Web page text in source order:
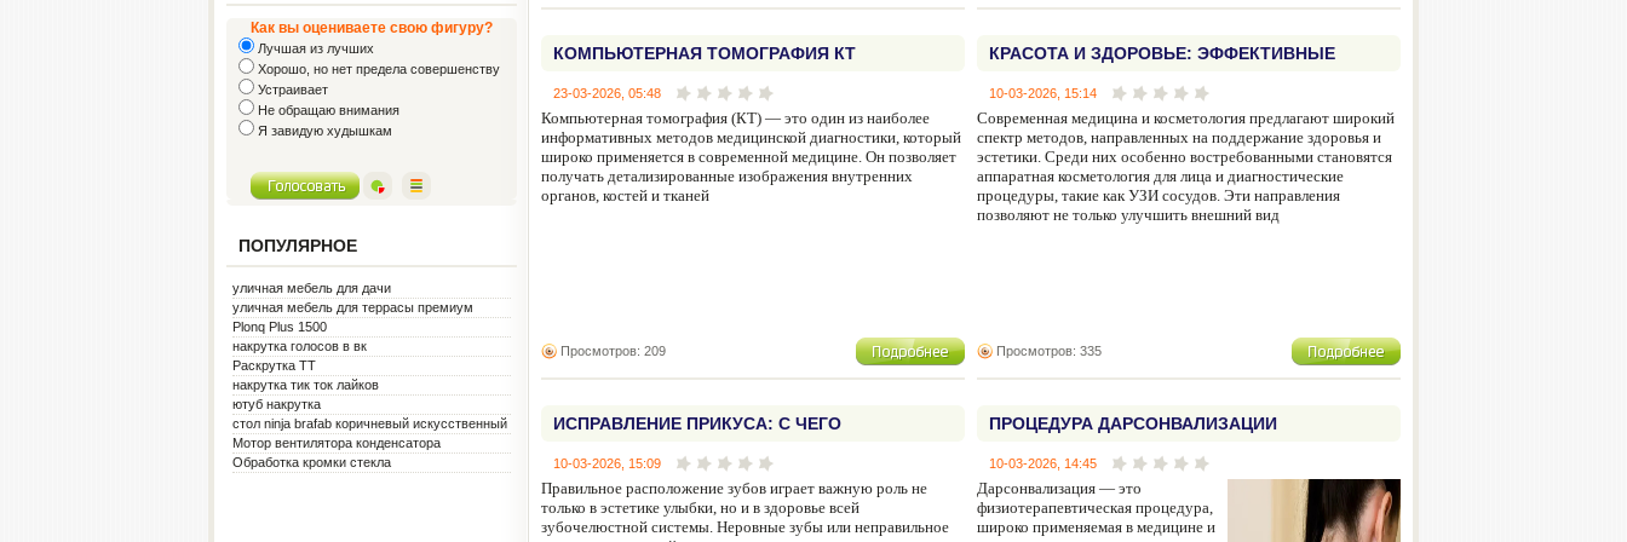
Как вы оцениваете свою фигуру?
Лучшая из лучших
Хорошо, но нет предела совершенству
Устраивает
Не обращаю внимания
Я завидую худышкам
ПОПУЛЯРНОЕ
уличная мебель для дачи
уличная мебель для террасы премиум
металл белая
Plonq Plus 1500
накрутка голосов в вк
Раскрутка ТТ
накрутка тик ток лайков
ютуб накрутка
стол ninja brafab коричневый искусственный
ротанг
Мотор вентилятора конденсатора
Обработка кромки стекла
КОМПЬЮТЕРНАЯ ТОМОГРАФИЯ КТ
23-03-2026, 05:48
Компьютерная томография (КТ) — это один из наиболее
информативных методов медицинской диагностики, который
широко применяется в современной медицине. Он позволяет
получать детализированные изображения внутренних
органов, костей и тканей
Просмотров: 209
КРАСОТА И ЗДОРОВЬЕ: ЭФФЕКТИВНЫЕ
ПРОЦЕДУРЫ И ДИАГНОСТИКА ЛИЦА И
СОСУДОВ
10-03-2026, 15:14
Современная медицина и косметология предлагают широкий
спектр методов, направленных на поддержание здоровья и
эстетики. Среди них особенно востребованными становятся
аппаратная косметология для лица и диагностические
процедуры, такие как УЗИ сосудов. Эти направления
позволяют не только улучшить внешний вид
Просмотров: 335
ИСПРАВЛЕНИЕ ПРИКУСА: С ЧЕГО
НАЧИНАЕТСЯ ОРТОДОНТИЧЕСКОЕ ЛЕЧЕНИЕ
10-03-2026, 15:09
Правильное расположение зубов играет важную роль не
только в эстетике улыбки, но и в здоровье всей
зубочелюстной системы. Неровные зубы или неправильное
ПРОЦЕДУРА ДАРСОНВАЛИЗАЦИИ
10-03-2026, 14:45
Дарсонвализация — это
физиотерапевтическая процедура,
широко применяемая в медицине и